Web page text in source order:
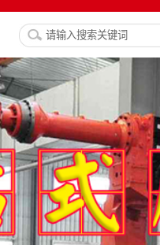
客户案例